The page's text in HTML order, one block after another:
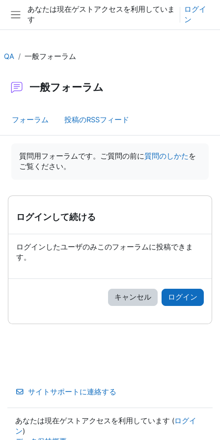
メインコンテンツへスキップする
サイドパネル
あなたは現在ゲストアクセスを利用していま
す
ログイ
ン
QA 一般フォーラム
一般フォーラム
フォーラム 投稿のRSSフィード
質問用フォーラムです。ご質問の前に質問のしかた を
ご覧ください。
ログインして続ける
ログインしたユーザのみこのフォーラムに投稿できま
す。
キャンセル ログイン
サイトサポートに連絡する
あなたは現在ゲストアクセスを利用しています (ログイ
ン)